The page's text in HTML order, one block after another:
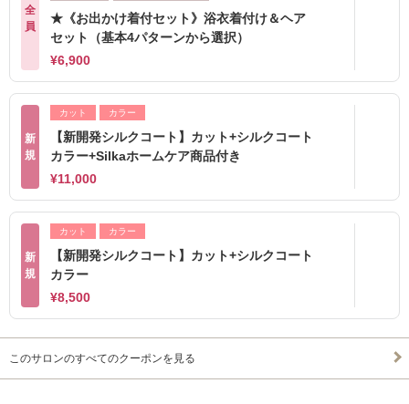
全
員
★《お出かけ着付セット》浴衣着付け＆ヘア
セット（基本4パターンから選択）
¥6,900
新
規
カット カラー
【新開発シルクコート】カット+シルクコート
カラー+Silkaホームケア商品付き
¥11,000
新
規
カット カラー
【新開発シルクコート】カット+シルクコート
カラー
¥8,500
このサロンのすべてのクーポンを見る